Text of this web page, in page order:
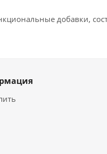
добавки,